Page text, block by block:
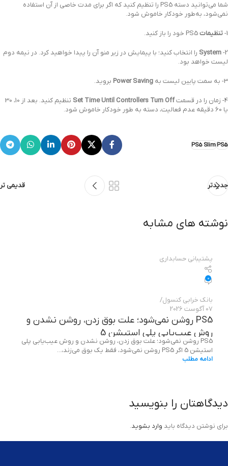
شما می‌توانید دسته PS5 را تنظیم کنید که اگر برای مدت خاصی از آن استفاده
نمی‌شود، به‌طور خودکار خاموش شود.
1- تنظیمات
2-
System را انتخاب کنید؛ با پیمایش در زیر منو آن را پیدا خواهید کرد. در نیمه دوم
لیست خواهد بود.
3- به سمت پایین لیست به Power Saving بروید.
4- زمان را در قسمت Set Time Until Controllers Turn Off
تنظیم کنید. بعد از 10، 30
یا 60 دقیقه عدم فعالیت، دسته به طور خودکار خاموش شود.
PS5
PS5 Slim
جدیدتر قدیمی تر
نوشته های مشابه
پشتیبانی حسابداری
0
بانک خرابی‌ کنسول
07 آگوست 2026
PS5 روشن نمی‌شود؛ علت بوق زدن، روشن نشدن و
روش عیب‌یابی پلی استیشن 5
PS5 روشن نمی‌شود؛ علت بوق زدن، روشن نشدن و روش عیب‌یابی پلی
استیشن 5 اگر PS5 روشن نمی‌شود، فقط یک بوق می‌زند،...
ادامه مطلب
دیدگاهتان را بنویسید
برای نوشتن دیدگاه باید وارد بشوید.